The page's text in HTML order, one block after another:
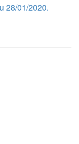
28/01/2020.